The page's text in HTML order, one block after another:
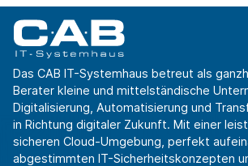
Das CAB IT-Systemhaus betreut als
Berater kleine und mittelständische
Digitalisierung, Automatisierung und
in Richtung digitaler Zukunft. Mit einer
sicheren Cloud-Umgebung, perfekt
abgestimmten IT-Sicherheitskonzepten